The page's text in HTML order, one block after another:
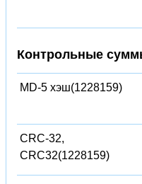
Контрольные
MD-5 хэш(1228159)
CRC-32,
CRC32(1228159)